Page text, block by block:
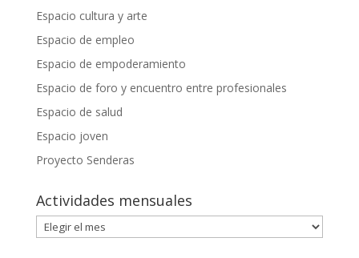
Espacio cultura y arte
Espacio de empleo
Espacio de empoderamiento
Espacio de foro y encuentro entre profesionales
Espacio de salud
Espacio joven
Proyecto Senderas
Actividades mensuales
Actividades
mensuales